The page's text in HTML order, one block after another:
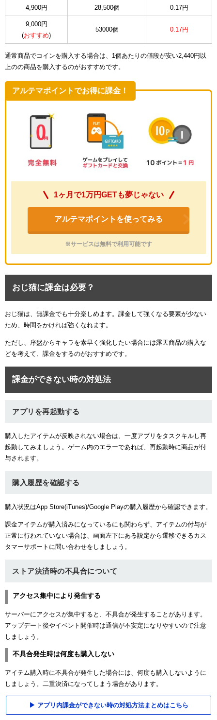
4,900円 28,500個 0.17円
9,000円
(おすすめ)
53000個 0.17円
通常商品でコインを購入する場合は、1個あたりの値段が安い2,440円以
上のの商品を購入するのがおすすめです。
アルテマポイントでお得に課金！
1ヶ月で1万円GETも夢じゃない
アルテマポイントを使ってみる
※サービスは無料で利用可能です
おじ猫に課金は必要？
おじ猫は、無課金でも十分楽しめます。課金して強くなる要素が少ない
ため、時間をかければ強くなれます。
ただし、序盤からキャラを素早く強化したい場合には露天商品の購入な
どを考えて、課金をするのがおすすめです。
課金ができない時の対処法
アプリを再起動する
購入したアイテムが反映されない場合は、一度アプリをタスクキルし再
起動してみましょう。ゲーム内のエラーであれば、再起動時に商品が付
与されます。
購入履歴を確認する
購入状況はApp Store(iTunes)/Google Playの購入履歴から確認できます。
課金アイテムが購入済みになっているにも関わらず、アイテムの付与が
正常に行われていない場合は、画面左下にある設定から遷移できるカス
タマーサポートに問い合わせをしましょう。
ストア決済時の不具合について
アクセス集中により発生する
サーバーにアクセスが集中すると、不具合が発生することがあります。
アップデート後やイベント開催時は通信が不安定になりやすいので注意
しましょう。
不具合発生時は何度も購入しない
アイテム購入時に不具合が発生した場合には、何度も購入しないように
しましょう。二重決済になってしまう場合があります。
アプリ内課金ができない時の対処方法まとめはこちら